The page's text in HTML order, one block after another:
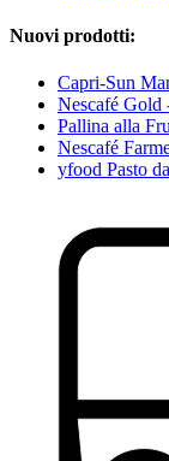
Nuovi prodotti:
Capri-Sun
Nescafé Gold
Pallina alla
Nescafé
yfood Pasto